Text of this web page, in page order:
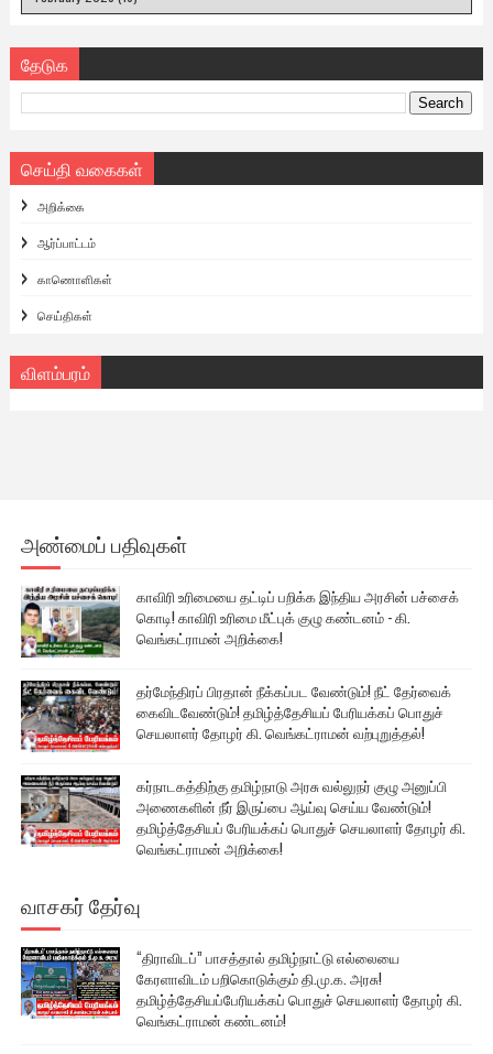
தேடுக
செய்தி வகைகள்
அறிக்கை
ஆர்ப்பாட்டம்
காணொளிகள்
செய்திகள்
விளம்பரம்
அண்மைப் பதிவுகள்
காவிரி உரிமையை தட்டிப் பறிக்க இந்திய அரசின் பச்சைக்
கொடி! காவிரி உரிமை மீட்புக் குழு கண்டனம் - கி.
வெங்கட்ராமன் அறிக்கை!
தர்மேந்திரப் பிரதான் நீக்கப்பட வேண்டும்! நீட் தேர்வைக்
கைவிடவேண்டும்! தமிழ்த்தேசியப் பேரியக்கப் பொதுச்
செயலாளர் தோழர் கி. வெங்கட்ராமன் வற்புறுத்தல்!
கர்நாடகத்திற்கு தமிழ்நாடு அரசு வல்லுநர் குழு அனுப்பி
அணைகளின் நீர் இருப்பை ஆய்வு செய்ய வேண்டும்!
தமிழ்த்தேசியப் பேரியக்கப் பொதுச் செயலாளர் தோழர் கி.
வெங்கட்ராமன் அறிக்கை!
வாசகர் தேர்வு
“திராவிடப்” பாசத்தால் தமிழ்நாட்டு எல்லையை
கேரளாவிடம் பறிகொடுக்கும் தி.மு.க. அரசு!
தமிழ்த்தேசியப்பேரியக்கப் பொதுச் செயலாளர் தோழர் கி.
வெங்கட்ராமன் கண்டனம்!